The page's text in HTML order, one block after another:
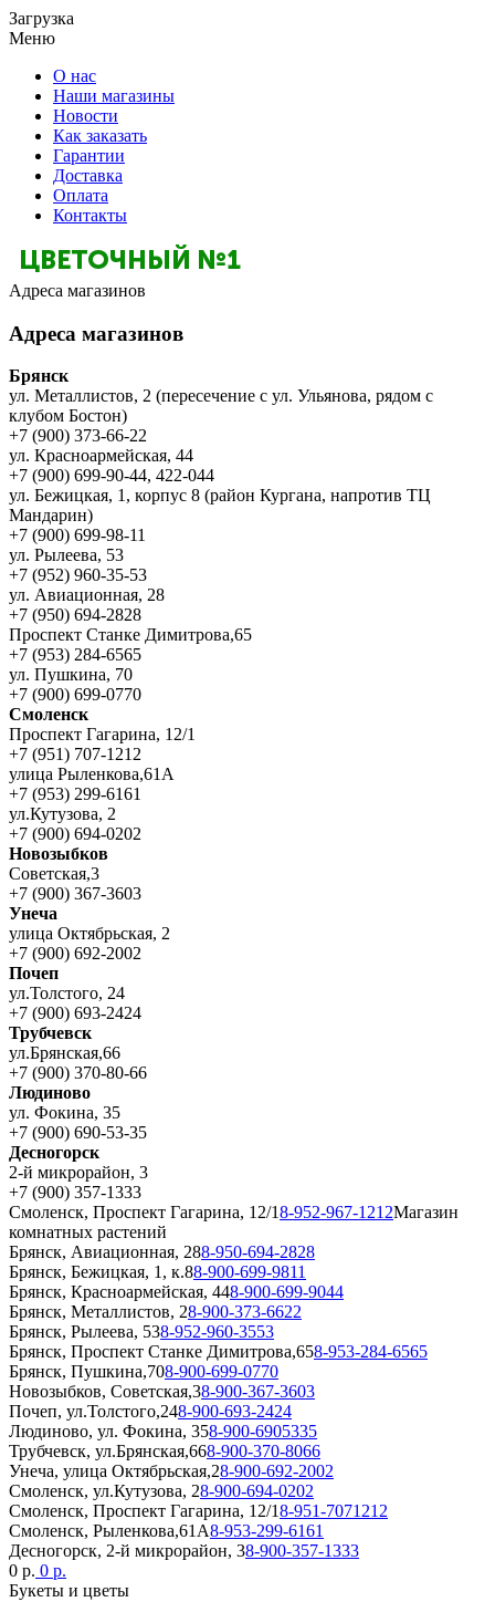
Загрузка
Меню
О нас
Наши магазины
Новости
Как заказать
Гарантии
Доставка
Оплата
Контакты
Адреса магазинов
Адреса магазинов
Брянск
ул. Металлистов, 2 (пересечение с ул. Ульянова, рядом с
клубом Бостон)
+7 (900) 373-66-22
ул. Красноармейская, 44
+7 (900) 699-90-44, 422-044
ул. Бежицкая, 1, корпус 8 (район Кургана, напротив ТЦ
Мандарин)
+7 (900) 699-98-11
ул. Рылеева, 53
+7 (952) 960-35-53
ул. Авиационная, 28
+7 (950) 694-2828
Проспект Станке Димитрова,65
+7 (953) 284-6565
ул. Пушкина, 70
+7 (900) 699-0770
Смоленск
Проспект Гагарина, 12/1
+7 (951) 707-1212
улица Рыленкова,61А
+7 (953) 299-6161
ул.Кутузова, 2
+7 (900) 694-0202
Новозыбков
Советская,3
+7 (900) 367-3603
Унеча
улица Октябрьская, 2
+7 (900) 692-2002
Почеп
ул.Толстого, 24
+7 (900) 693-2424
Трубчевск
ул.Брянская,66
+7 (900) 370-80-66
Людиново
ул. Фокина, 35
+7 (900) 690-53-35
Десногорск
2-й микрорайон, 3
+7 (900) 357-1333
Смоленск, Проспект Гагарина, 12/18-952-967-1212Магазин
комнатных растений
Брянск, Авиационная, 288-950-694-2828
Брянск, Бежицкая, 1, к.88-900-699-9811
Брянск, Красноармейская, 448-900-699-9044
Брянск, Металлистов, 28-900-373-6622
Брянск, Рылеева, 538-952-960-3553
Брянск, Проспект Станке Димитрова,658-953-284-6565
Брянск, Пушкина,708-900-699-0770
Новозыбков, Советская,38-900-367-3603
Почеп, ул.Толстого,248-900-693-2424
Людиново, ул. Фокина, 358-900-6905335
Трубчевск, ул.Брянская,668-900-370-8066
Унеча, улица Октябрьская,28-900-692-2002
Смоленск, ул.Кутузова, 28-900-694-0202
Смоленск, Проспект Гагарина, 12/18-951-7071212
Смоленск, Рыленкова,61А8-953-299-6161
Десногорск, 2-й микрорайон, 38-900-357-1333
0 р. 0 р.
Букеты и цветы